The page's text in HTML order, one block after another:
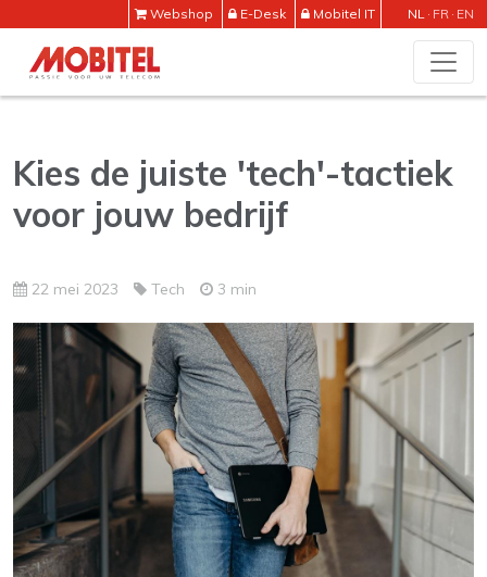
NL FR EN
Webshop E-Desk Mobitel IT
Kies de juiste 'tech'-tactiek
voor jouw bedrijf
22 mei 2023 Tech 3 min